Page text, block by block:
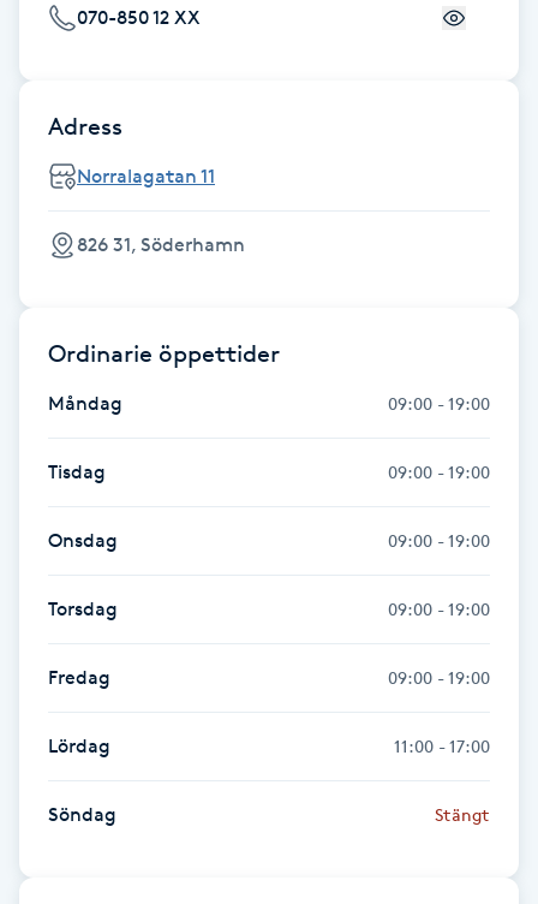
Föning
Gel naglar
Gelenaglar
Gellack
Gellack med förstärkning
Hatha Yoga
Headspa
Healing
Herrklippning
070-850 12 XX
Adress
Norralagatan 11
826 31, Söderhamn
Ordinarie öppettider
Måndag 09:00 - 19:00
Tisdag 09:00 - 19:00
Onsdag 09:00 - 19:00
Torsdag 09:00 - 19:00
Fredag 09:00 - 19:00
Lördag 11:00 - 17:00
Söndag Stängt